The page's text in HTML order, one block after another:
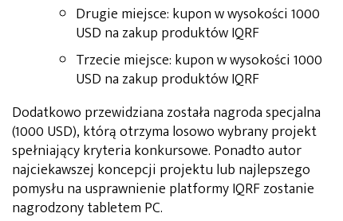
Drugie miejsce: kupon w wysokości 1000
USD na zakup produktów IQRF
Trzecie miejsce: kupon w wysokości 1000
USD na zakup produktów IQRF
Dodatkowo przewidziana została nagroda specjalna
(1000 USD), którą otrzyma losowo wybrany projekt
spełniający kryteria konkursowe. Ponadto autor
najciekawszej koncepcji projektu lub najlepszego
pomysłu na usprawnienie platformy IQRF zostanie
nagrodzony tabletem PC.